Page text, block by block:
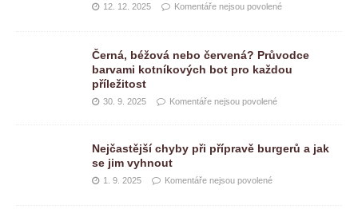
12. 12. 2025 Komentáře nejsou povolené
Černá, béžová nebo červená? Průvodce
barvami kotníkových bot pro každou
příležitost
30. 9. 2025 Komentáře nejsou povolené
Nejčastější chyby při přípravě burgerů a jak
se jim vyhnout
1. 9. 2025 Komentáře nejsou povolené